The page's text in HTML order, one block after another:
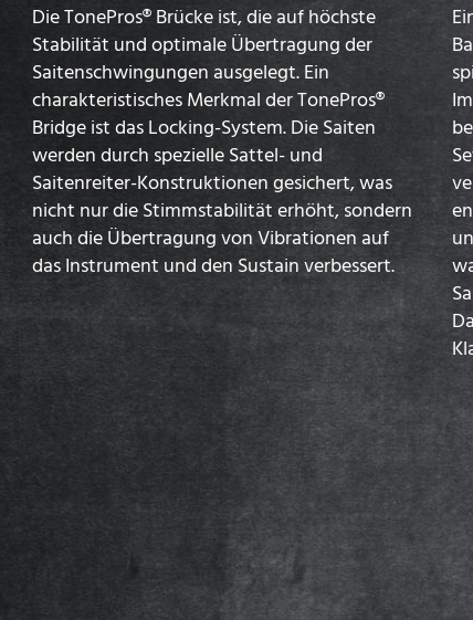
Die TonePros® Brücke ist, die auf höchste
Stabilität und optimale Übertragung der
Saitenschwingungen ausgelegt. Ein
charakteristisches Merkmal der TonePros®
Bridge ist das Locking-System. Die Saiten
werden durch spezielle Sattel- und
Saitenreiter-Konstruktionen gesichert, was
nicht nur die Stimmstabilität erhöht, sondern
auch die Übertragung von Vibrationen auf
das Instrument und den Sustain verbessert.